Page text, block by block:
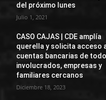
del próximo lunes
Julio 1, 2021
CASO CAJAS | CDE amplía
querella y solicita acceso
cuentas bancarias de
involucrados, empresas y
familiares cercanos
Diciembre 18, 2023